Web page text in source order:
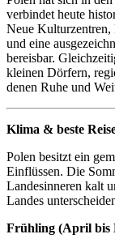
verbindet heute
Neue Kulturzentren,
und eine
bereisbar.
kleinen Dörfern,
denen Ruhe und
Klima & beste
Polen besitzt ein
Einflüssen. Die
Landesinneren kalt
Landes
Frühling (April bis